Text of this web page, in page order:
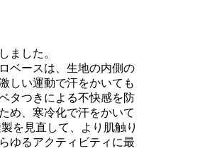
ました。
ベースは、生地の内側の
しい運動で汗をかいても
タつきによる不快感を防
め、寒冷化で汗をかいて
を見直して、より肌触り
ゆるアクティビティに最